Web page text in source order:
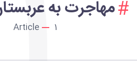
مهاجرت به
1